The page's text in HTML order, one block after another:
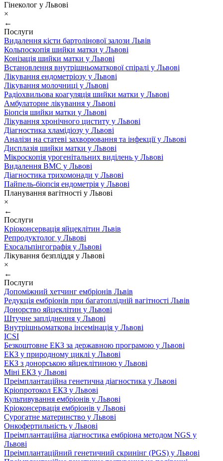
Гінеколог у Львові
×
←
Послуги
Видалення кісти бартолінової залози Львів
Кольпоскопія шийки матки у Львові
Конізація шийки матки у Львові
Встановлення внутрішньоматкової спіралі у Львові
Лікування ендометріозу у Львові
Лікування молочниці у Львові
Радіохвильова коагуляція шийки матки у Львові
Амбулаторне лікування у Львові
Біопсія шийки матки у Львові
Лікування хронічного циститу у Львові
Діагностика хламідіозу у Львові
Аналізи на статеві захворювання та інфекції у Львові
Дисплазія шийки матки у Львові
Мікроскопія урогенітальних виділень у Львові
Видалення ВМС у Львові
Діагностика трихомонади у Львові
Пайпель-біопсія ендометрія у Львові
Планування вагітності у Львові
×
←
Послуги
Кріоконсервація яйцеклітин Львів
Репродуктолог у Львові
Ехосальпінгографія у Львові
Лікування безпліддя у Львові
×
←
Послуги
Допоміжний хетчинг ембріонів Львів
Редукція ембріонів при багатоплідній вагітності Львів
Донорство яйцеклітин у Львові
Штучне запліднення у Львові
Внутрішньоматкова інсемінація у Львові
ICSI
Безкоштовне ЕКЗ за державною програмою у Львові
ЕКЗ у природному циклі у Львові
ЕКЗ з донорською яйцеклітиною у Львові
Міні ЕКЗ у Львові
Преімплантаційна генетична діагностика у Львові
Кріопротокол ЕКЗ у Львові
Культивування ембріонів у Львові
Кріоконсервація ембріонів у Львові
Сурогатне материнство у Львові
Онкофертильність у Львові
Преімплантаційна діагностика ембріона методом NGS у
Львові
Преімплантаційний генетичний скринінг (PGS) у Львові